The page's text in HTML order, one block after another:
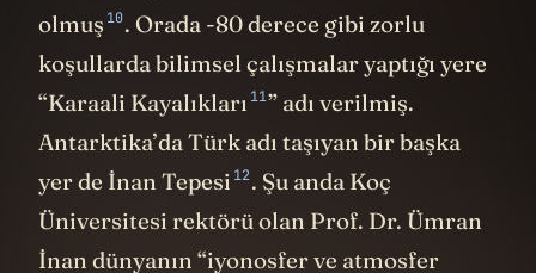
olmuş 10. Orada -80 derece gibi zorlu
koşullarda bilimsel çalışmalar yaptığı yere
“Karaali Kayalıkları 11” adı verilmiş.
Antarktika’da Türk adı taşıyan bir başka
yer de İnan Tepesi 12. Şu anda Koç
Üniversitesi rektörü olan Prof. Dr. Ümran
İnan dünyanın “iyonosfer ve atmosfer